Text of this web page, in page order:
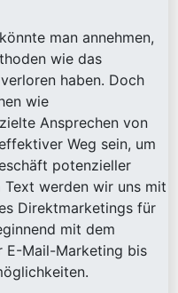
man annehmen,
wie das
haben. Doch
wie
Ansprechen von
Weg sein, um
potenzieller
Text werden wir uns mit
Direktmarketings für
mit dem
E-Mail-Marketing bis